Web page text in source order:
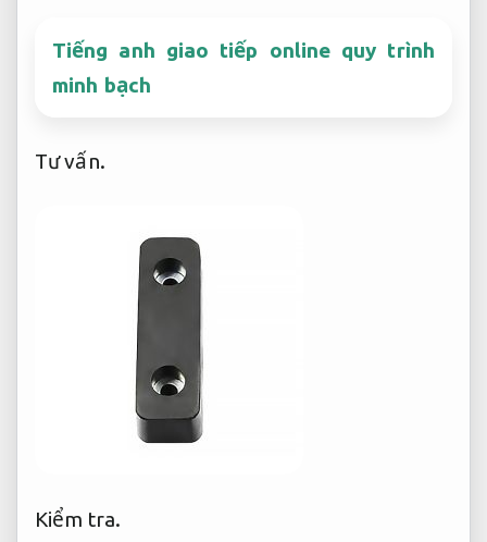
Tiếng anh giao tiếp online quy trình
minh bạch
Tư vấn.
Kiểm tra.